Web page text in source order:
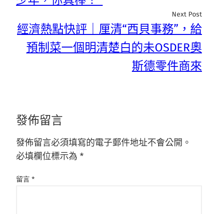
Next Post
經濟熱點快評｜厘清“西貝事務”，給
預制菜一個明清楚白的未OSDER奧
斯德零件商來
發佈留言
發佈留言必須填寫的電子郵件地址不會公開。
必填欄位標示為 *
留言 *